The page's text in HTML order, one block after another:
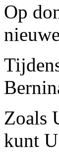
Op
Zoals
kunt